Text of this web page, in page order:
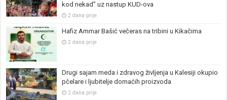
kod nekad” uz nastup KUD-ova
2 dana prije
Hafiz Ammar Bašić večeras na tribini u Kikačima
2 dana prije
Drugi sajam meda i zdravog življenja u Kalesiji okupio
pčelare i ljubitelje domaćih proizvoda
2 dana prije